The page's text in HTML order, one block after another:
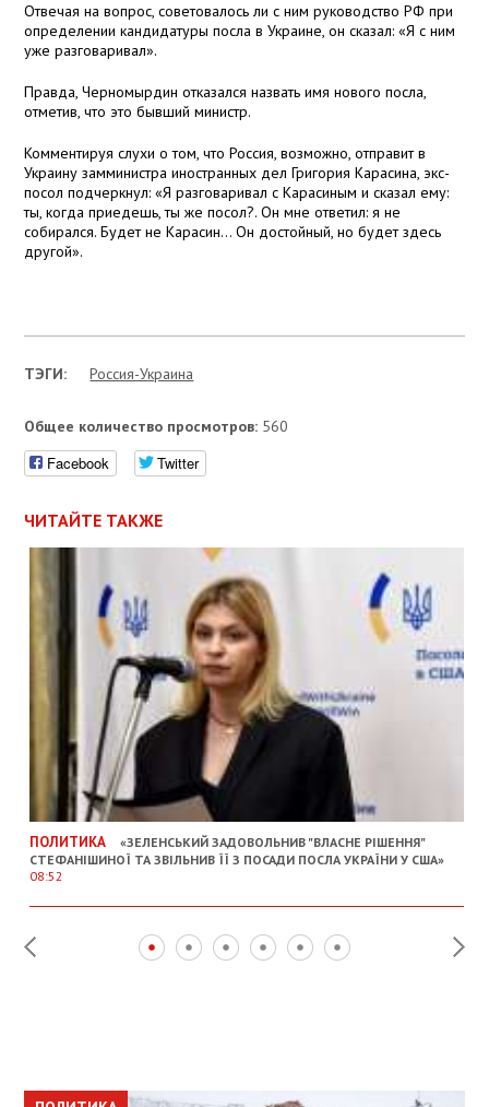
Отвечая на вопрос, советовалось ли с ним руководство РФ при
определении кандидатуры посла в Украине, он сказал: «Я с ним
уже разговаривал».
Правда, Черномырдин отказался назвать имя нового посла,
отметив, что это бывший министр.
Комментируя слухи о том, что Россия, возможно, отправит в
Украину замминистра иностранных дел Григория Карасина, экс-
посол подчеркнул: «Я разговаривал с Карасиным и сказал ему:
ты, когда приедешь, ты же посол?. Он мне ответил: я не
собирался. Будет не Карасин… Он достойный, но будет здесь
другой».
ТЭГИ: Россия-Украина
Общее количество просмотров: 560
Facebook Twitter
ЧИТАЙТЕ ТАКЖЕ
ПОЛИТИКА
«ЗЕЛЕНСЬКИЙ ЗАДОВОЛЬНИВ "ВЛАСНЕ РІШЕННЯ"
СТЕФАНІШИНОЇ ТА ЗВІЛЬНИВ ЇЇ З ПОСАДИ ПОСЛА УКРАЇНИ У США»
08:52